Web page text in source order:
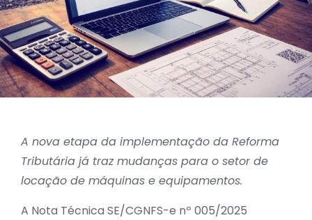
A nova etapa da implementação da Reforma
Tributária já traz mudanças para o setor de
locação de máquinas e equipamentos.
A Nota Técnica SE/CGNFS-e nº 005/2025